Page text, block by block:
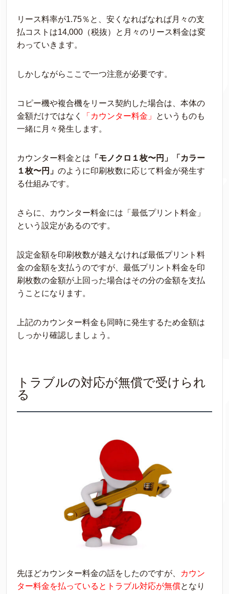
リース料率が1.75％と、安くなればなれば月々の支
払コストは14,000（税抜）と月々のリース料金は変
わっていきます。
しかしながらここで一つ注意が必要です。
コピー機や複合機をリース契約した場合は、本体の
金額だけではなく
「カウンター料金」
というものも
一緒に月々発生します。
カウンター料金とは 「モノクロ１枚〜円」「カラー
１枚〜円」 のように印刷枚数に応じて料金が発生す
る仕組みです。
さらに、カウンター料金には「最低プリント料金」
という設定があるのです。
設定金額を印刷枚数が越えなければ最低プリント料
金の金額を支払うのですが、最低プリント料金を印
刷枚数の金額が上回った場合はその分の金額を支払
うことになります。
上記のカウンター料金も同時に発生するため金額は
しっかり確認しましょう。
トラブルの対応が無償で受けられ
る
先ほどカウンター料金の話をしたのですが、
カウン
ター料金を払っているとトラブル対応が無償となり